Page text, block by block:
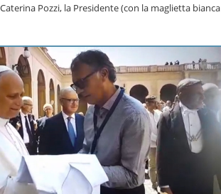
Pozzi, la Presidente (con la maglietta bianca